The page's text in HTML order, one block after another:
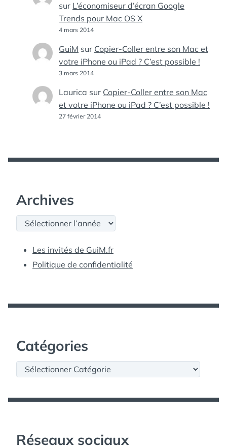
sur L’économiseur d’écran Google
Trends pour Mac OS X
4 mars 2014
GuiM sur Copier-Coller entre son Mac et
votre iPhone ou iPad ? C’est possible !
3 mars 2014
Laurica sur Copier-Coller entre son Mac
et votre iPhone ou iPad ? C’est possible !
27 février 2014
Archives
Archives
Les invités de GuiM.fr
Politique de confidentialité
Catégories
Catégories
Réseaux sociaux